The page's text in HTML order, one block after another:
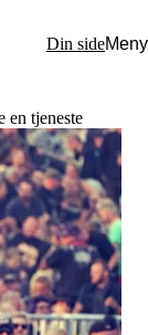
Din sideMeny
en tjeneste